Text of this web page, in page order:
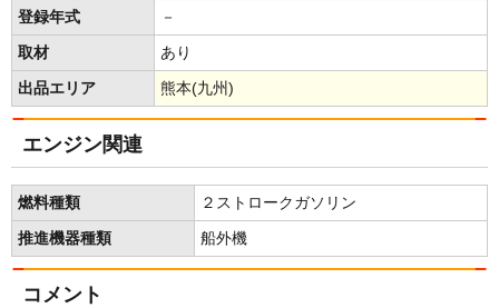
登録年式 －
取材 あり
出品エリア 熊本(九州)
エンジン関連
燃料種類 ２ストロークガソリン
推進機器種類 船外機
コメント